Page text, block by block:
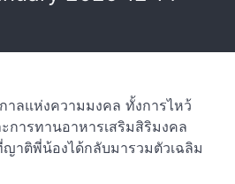
าลแห่งความมงคล ทั้งการไหว้
การทานอาหารเสริมสิริมงคล
ญาติพี่น้องได้กลับมารวมตัวเฉลิม